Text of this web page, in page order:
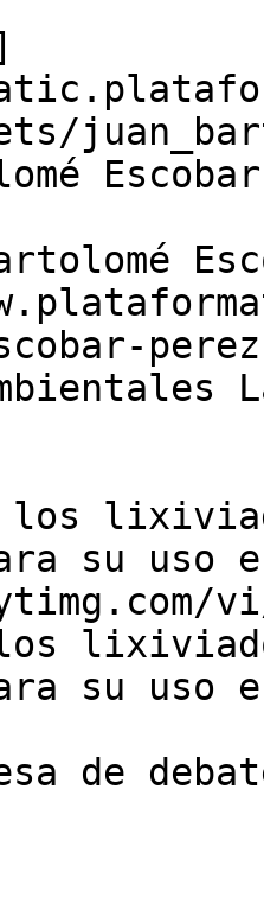
los
su uso
vi/
su uso
de